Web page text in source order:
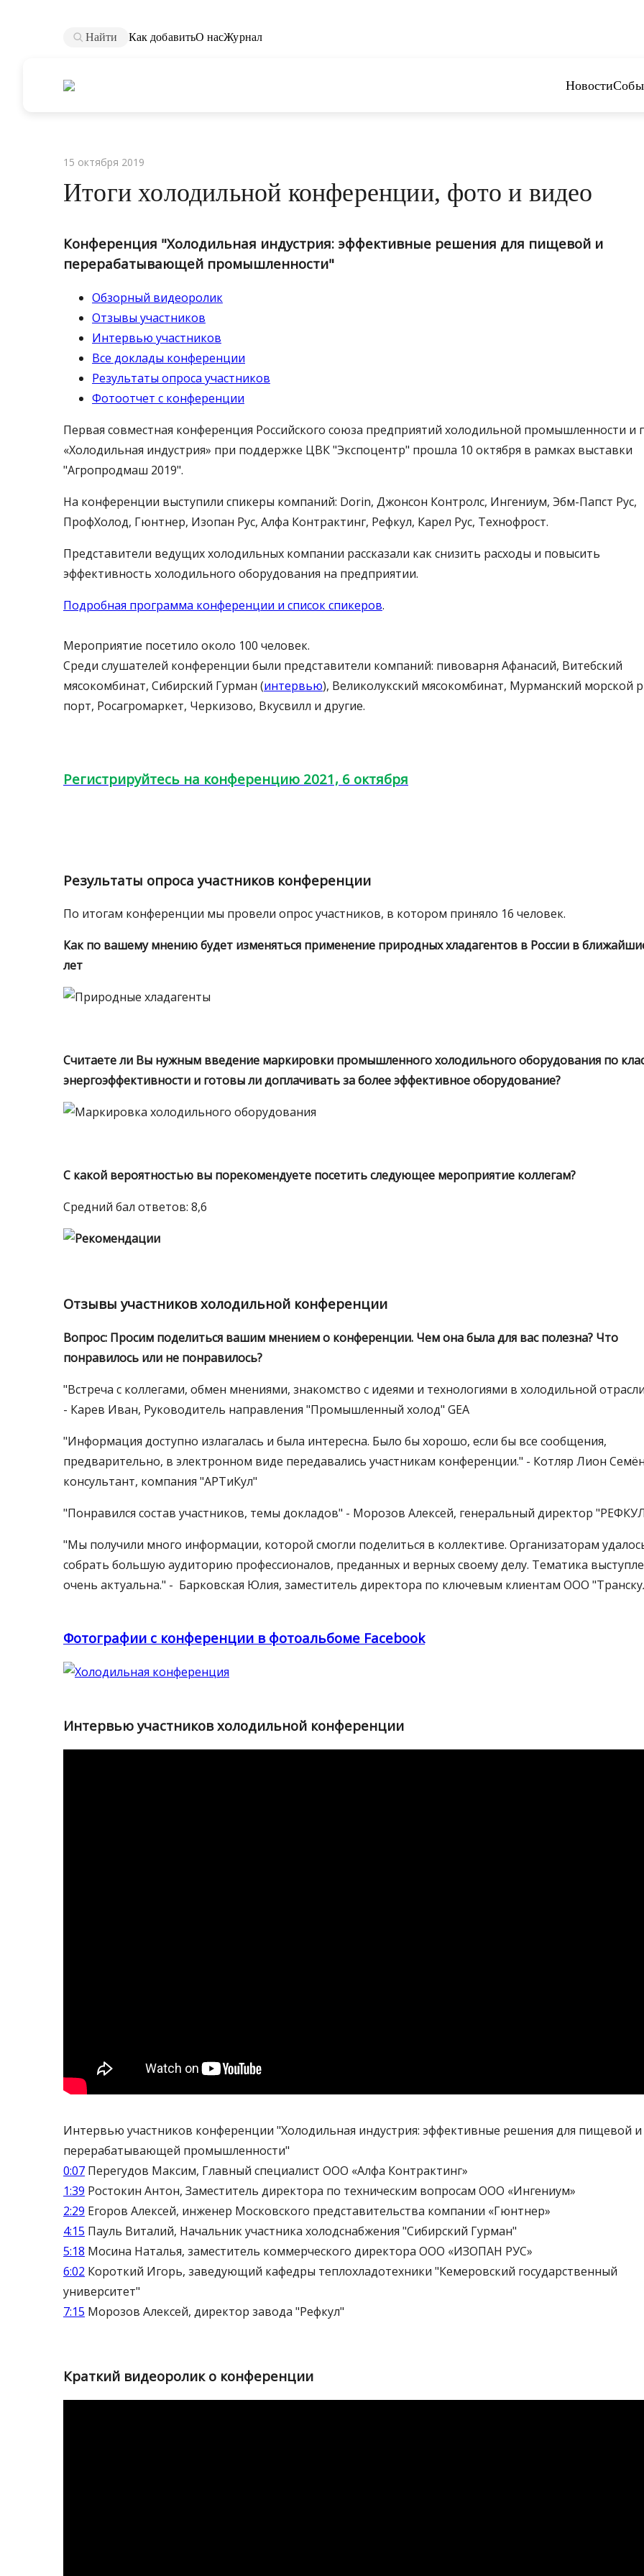
Найти Как добавитьО насЖурнал
Новости
15 октября 2019
Итоги холодильной конференции, фото и видео
Конференция "Холодильная индустрия: эффективные решения для пищевой и
перерабатывающей промышленности"
Обзорный видеоролик
Отзывы участников
Интервью участников
Все доклады конференции
Результаты опроса участников
Фотоотчет с конференции
Первая совместная конференция Российского союза предприятий холодильной промышленности и
«Холодильная индустрия» при поддержке ЦВК "Экспоцентр" прошла 10 октября в рамках выставки
"Агропродмаш 2019".
На конференции выступили спикеры компаний: Dorin, Джонсон Контролс, Ингениум, Эбм-Папст Рус,
ПрофХолод, Гюнтнер, Изопан Рус, Алфа Контрактинг, Рефкул, Карел Рус, Технофрост.
Представители ведущих холодильных компании рассказали как снизить расходы и повысить
эффективность холодильного оборудования на предприятии.
Подробная программа конференции и список спикеров.
Мероприятие посетило около 100 человек.
Среди слушателей конференции были представители компаний: пивоварня Афанасий, Витебский
мясокомбинат, Сибирский Гурман (интервью), Великолукский мясокомбинат, Мурманский морской
порт, Росагромаркет, Черкизово, Вкусвилл и другие.
Регистрируйтесь на конференцию 2021, 6 октября
Результаты опроса участников конференции
По итогам конференции мы провели опрос участников, в котором приняло 16 человек.
Как по вашему мнению будет изменяться применение природных хладагентов в России в
лет
Считаете ли Вы нужным введение маркировки промышленного холодильного оборудования по
энергоэффективности и готовы ли доплачивать за более эффективное оборудование?
С какой вероятностью вы порекомендуете посетить следующее мероприятие коллегам?
Средний бал ответов: 8,6
Отзывы участников холодильной конференции
Вопрос: Просим поделиться вашим мнением о конференции. Чем она была для вас полезна? Что
понравилось или не понравилось?
"Встреча с коллегами, обмен мнениями, знакомство с идеями и технологиями в холодильной
- Карев Иван, Руководитель направления "Промышленный холод" GEA
"Информация доступно излагалась и была интересна. Было бы хорошо, если бы все сообщения,
предварительно, в электронном виде передавались участникам конференции." - Котляр Лион
консультант, компания "АРТиКул"
"Понравился состав участников, темы докладов" - Морозов Алексей, генеральный директор
"Мы получили много информации, которой смогли поделиться в коллективе. Организаторам
собрать большую аудиторию профессионалов, преданных и верных своему делу. Тематика
очень актуальна." - Барковская Юлия, заместитель директора по ключевым клиентам ООО
Фотографии с конференции в фотоальбоме Facebook
Интервью участников холодильной конференции
Интервью участников конференции "Холодильная индустрия: эффективные решения для пищевой и
перерабатывающей промышленности"
0:07 Перегудов Максим, Главный специалист ООО «Алфа Контрактинг»
1:39 Ростокин Антон, Заместитель директора по техническим вопросам ООО «Ингениум»
2:29 Егоров Алексей, инженер Московского представительства компании «Гюнтнер»
4:15 Пауль Виталий, Начальник участника холодснабжения "Сибирский Гурман"
5:18 Мосина Наталья, заместитель коммерческого директора ООО «ИЗОПАН РУС»
6:02 Короткий Игорь, заведующий кафедры теплохладотехники "Кемеровский государственный
университет"
7:15 Морозов Алексей, директор завода "Рефкул"
Краткий видеоролик о конференции